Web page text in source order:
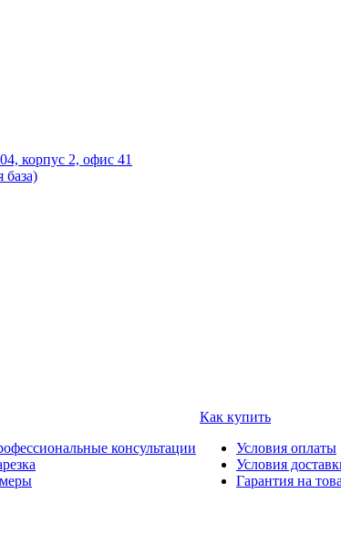
корпус 2, офис 41
база)
консультации
Как купить
Условия оплаты
Условия
Гарантия на